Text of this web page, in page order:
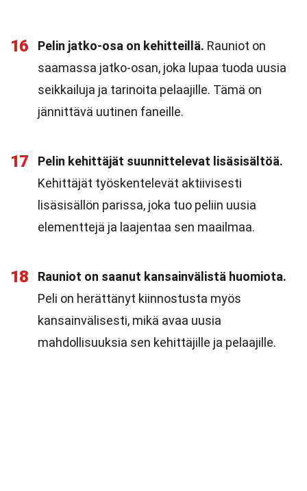
16 Pelin jatko-osa on kehitteillä. Rauniot on
saamassa jatko-osan, joka lupaa tuoda uusia
seikkailuja ja tarinoita pelaajille. Tämä on
jännittävä uutinen faneille.
17
Pelin kehittäjät suunnittelevat lisäsisältöä.
Kehittäjät työskentelevät aktiivisesti
lisäsisällön parissa, joka tuo peliin uusia
elementtejä ja laajentaa sen maailmaa.
18
Rauniot on saanut kansainvälistä huomiota.
Peli on herättänyt kiinnostusta myös
kansainvälisesti, mikä avaa uusia
mahdollisuuksia sen kehittäjille ja pelaajille.